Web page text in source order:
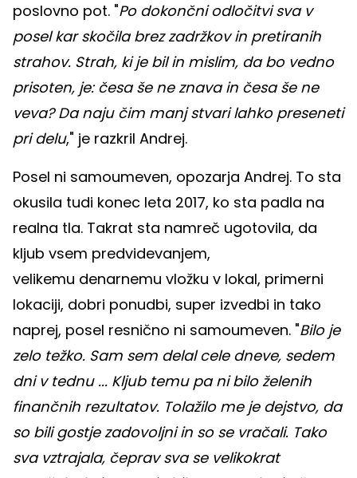
poslovno pot. "Po dokončni odločitvi sva v
posel kar skočila brez zadržkov in pretiranih
strahov. Strah, ki je bil in mislim, da bo vedno
prisoten, je: česa še ne znava in česa še ne
veva? Da naju čim manj stvari lahko preseneti
pri delu," je razkril Andrej.
Posel ni samoumeven, opozarja Andrej. To sta
okusila tudi konec leta 2017, ko sta padla na
realna tla. Takrat sta namreč ugotovila, da
kljub vsem predvidevanjem,
velikemu denarnemu vložku v lokal, primerni
lokaciji, dobri ponudbi, super izvedbi in tako
naprej, posel resnično ni samoumeven. "Bilo je
zelo težko. Sam sem delal cele dneve, sedem
dni v tednu ... Kljub temu pa ni bilo želenih
finančnih rezultatov. Tolažilo me je dejstvo, da
so bili gostje zadovoljni in so se vračali. Tako
sva vztrajala, čeprav sva se velikokrat